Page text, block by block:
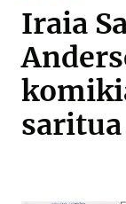
Iraia
saritua